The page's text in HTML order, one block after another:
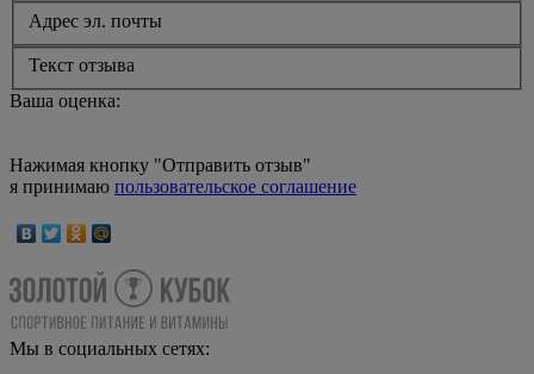
Адрес эл. почты
Текст отзыва
Ваша оценка:
Нажимая кнопку "Отправить отзыв"
я принимаю пользовательское соглашение
Мы в социальных сетях: